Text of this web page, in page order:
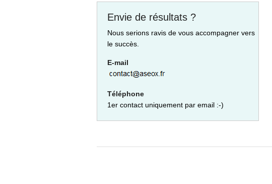
Envie de résultats ?
Nous serions ravis de vous accompagner vers
le succès.
E-mail
Téléphone
1er contact uniquement par email :-)